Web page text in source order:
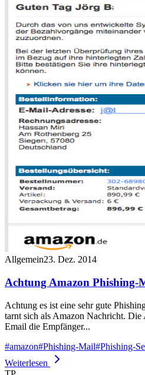
Allgemein23. Dez. 2014
Achtung Amazon Phishing-
Achtung es ist eine sehr gute
tarnt sich als Amazon Nachricht. Die
Email die Empfänger...
#amazon#Phishing-Mail#Phishing-
Weiterlesen